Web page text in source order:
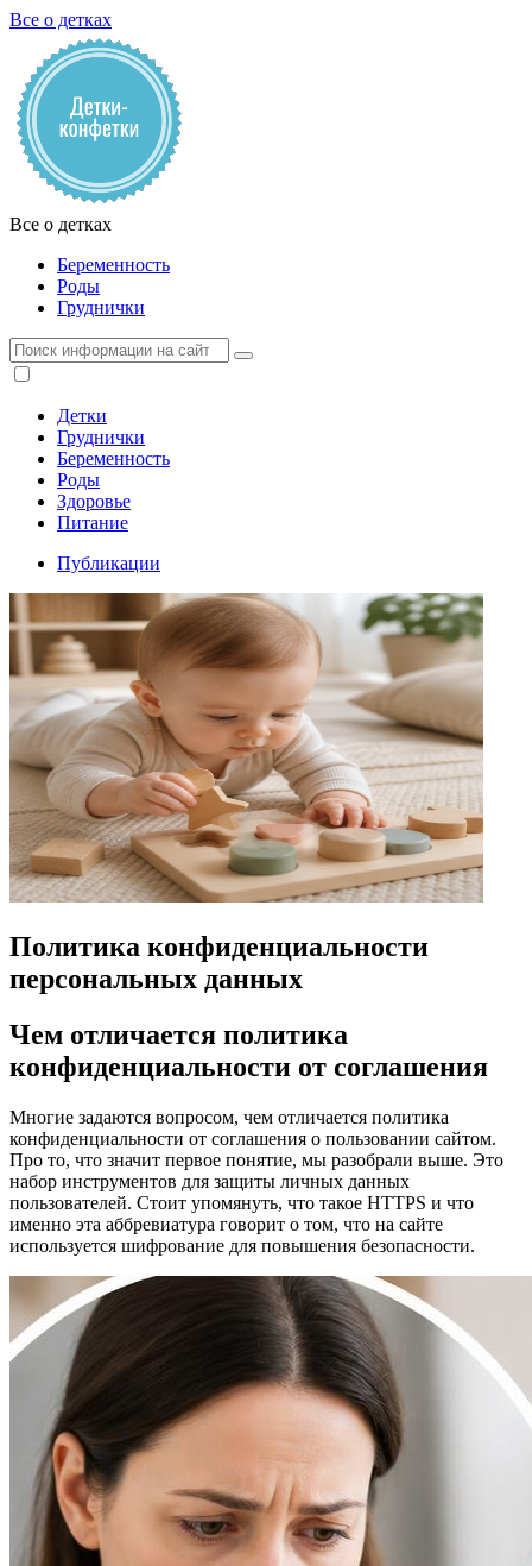
Все о детках
Все о детках
Беременность
Роды
Груднички
Детки
Груднички
Беременность
Роды
Здоровье
Питание
Публикации
Политика конфиденциальности
персональных данных
Чем отличается политика
конфиденциальности от соглашения
Многие задаются вопросом, чем отличается политика
конфиденциальности от соглашения о пользовании сайтом.
Про то, что значит первое понятие, мы разобрали выше. Это
набор инструментов для защиты личных данных
пользователей. Стоит упомянуть, что такое HTTPS и что
именно эта аббревиатура говорит о том, что на сайте
используется шифрование для повышения безопасности.